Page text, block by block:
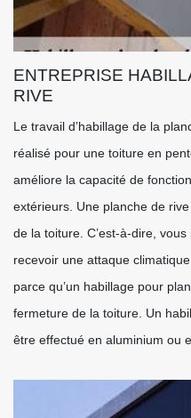
ENTREPRISE
RIVE
Le travail d’habillage de la
réalisé pour une toiture en
améliore la capacité de
extérieurs. Une planche de
de la toiture. C’est-à-dire,
recevoir une attaque
parce qu’un habillage pour
fermeture de la toiture. Un
être effectué en aluminium ou